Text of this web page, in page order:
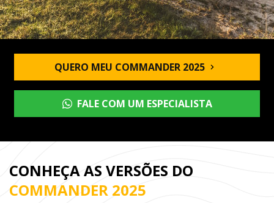
QUERO MEU COMMANDER 2025
FALE COM UM ESPECIALISTA
CONHEÇA AS VERSÕES DO
COMMANDER 2025